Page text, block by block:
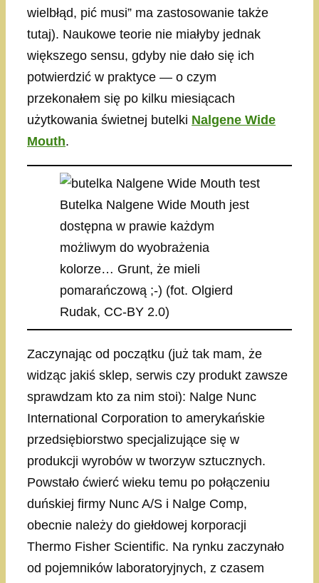
wielbłąd, pić musi” ma zastosowanie także
tutaj). Naukowe teorie nie miałyby jednak
większego sensu, gdyby nie dało się ich
potwierdzić w praktyce — o czym
przekonałem się po kilku miesiącach
użytkowania świetnej butelki Nalgene Wide
Mouth.
Butelka Nalgene Wide Mouth jest
dostępna w prawie każdym
możliwym do wyobrażenia
kolorze… Grunt, że mieli
pomarańczową ;-) (fot. Olgierd
Rudak, CC-BY 2.0)
Zaczynając od początku (już tak mam, że
widząc jakiś sklep, serwis czy produkt zawsze
sprawdzam kto za nim stoi): Nalge Nunc
International Corporation to amerykańskie
przedsiębiorstwo specjalizujące się w
produkcji wyrobów w tworzyw sztucznych.
Powstało ćwierć wieku temu po połączeniu
duńskiej firmy Nunc A/S i Nalge Comp,
obecnie należy do giełdowej korporacji
Thermo Fisher Scientific. Na rynku zaczynało
od pojemników laboratoryjnych, z czasem